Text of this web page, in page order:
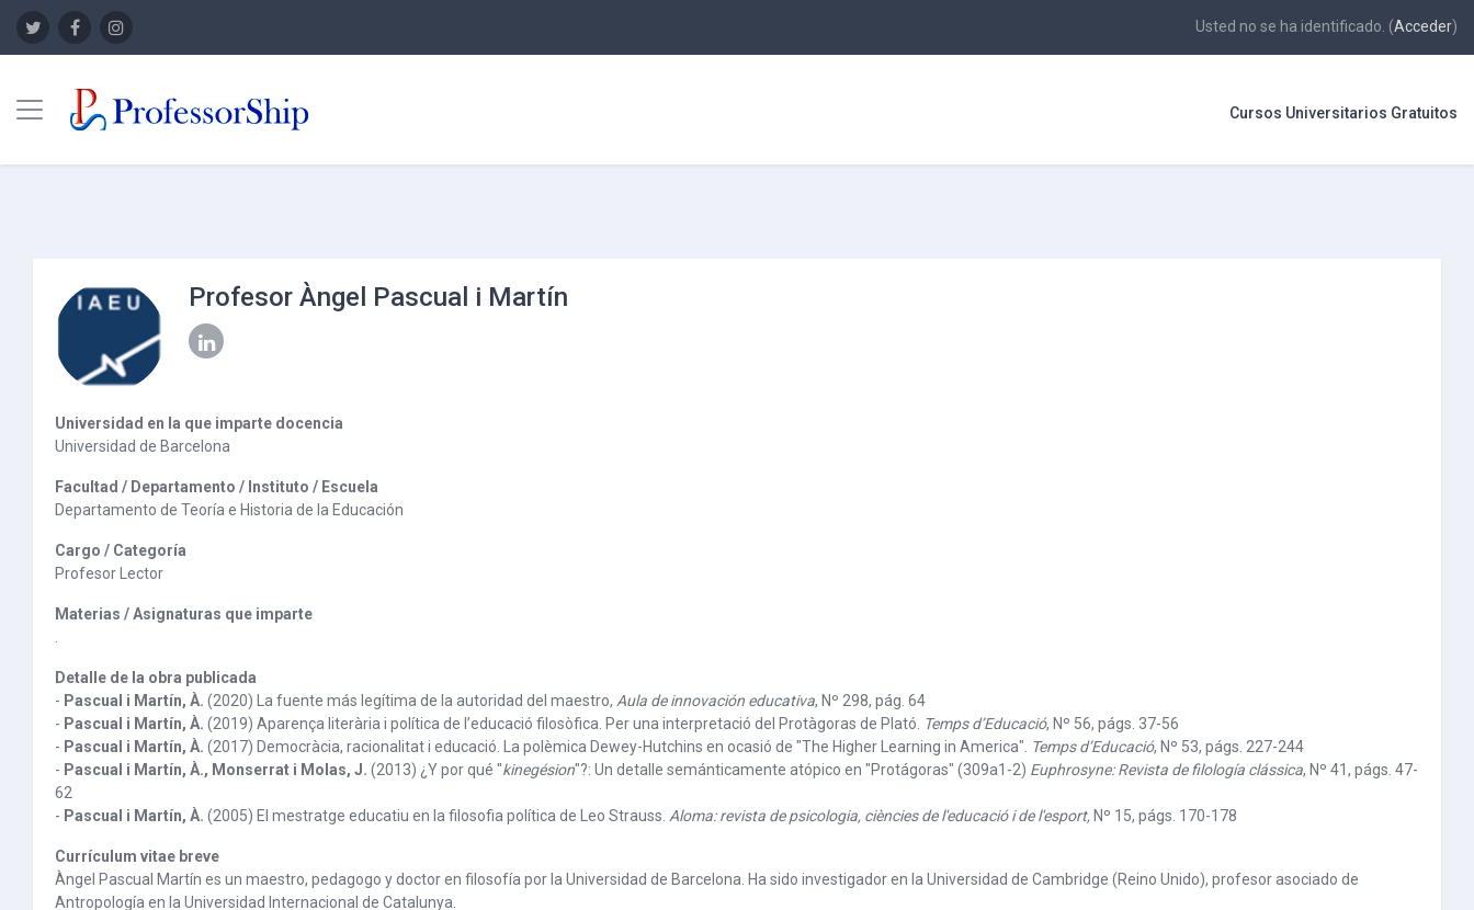
Usted no se ha identificado. (Acceder)
Panel lateral Cursos Universitarios Gratuitos
Profesor Àngel Pascual i Martín
Universidad en la que imparte docencia
Universidad de Barcelona
Facultad / Departamento / Instituto / Escuela
Departamento de Teoría e Historia de la Educación
Cargo / Categoría
Profesor Lector
Materias / Asignaturas que imparte
Detalle de la obra publicada
- Pascual i Martín, À. (2020) La fuente más legítima de la autoridad del maestro, Aula de innovación educativa, Nº 298, pág. 64
- Pascual i Martín, À. (2019) Aparença literària i política de l’educació filosòfica. Per una interpretació del Protàgoras de Plató. Temps d’Educació, Nº 56, págs. 37-56
- Pascual i Martín, À. (2017) Democràcia, racionalitat i educació. La polèmica Dewey-Hutchins en ocasió de "The Higher Learning in America". Temps d’Educació, Nº 53, págs. 227-244
- Pascual i Martín, À., Monserrat i Molas, J. (2013) ¿Y por qué "kinegésion"?: Un detalle semánticamente atópico en "Protágoras" (309a1-2) Euphrosyne: Revista de filología clássica, Nº 41, págs. 47-
62
- Pascual i Martín, À. (2005) El mestratge educatiu en la filosofia política de Leo Strauss. Aloma: revista de psicologia, ciències de l'educació i de l'esport, Nº 15, págs. 170-178
Currículum vitae breve
Àngel Pascual Martín es un maestro, pedagogo y doctor en filosofía por la Universidad de Barcelona. Ha sido investigador en la Universidad de Cambridge (Reino Unido), profesor asociado de
Antropología en la Universidad Internacional de Catalunya.